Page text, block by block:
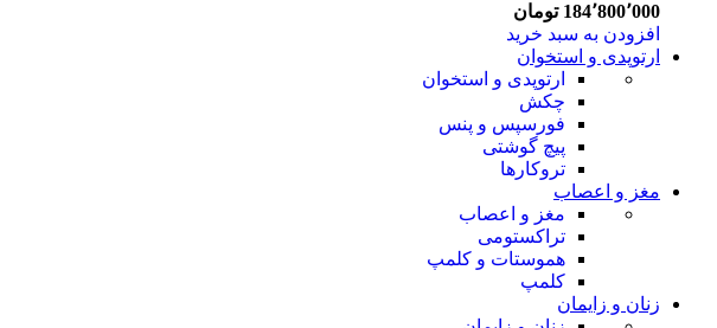
184٬800٬000 تومان
افزودن به سبد خرید
ارتوپدی و استخوان
ارتوپدی و استخوان
چکش
فورسپس و پنس
پیچ گوشتی
تروکارها
مغز و اعصاب
مغز و اعصاب
تراکستومی
هموستات و کلمپ
کلمپ
زنان و زایمان